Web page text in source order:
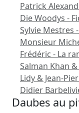
Patrick
Die Woodys -
Sylvie Mestres
Monsieur
Frédéric - La
Salman Khan
Lidy & Jean-
Didier
Daubes au